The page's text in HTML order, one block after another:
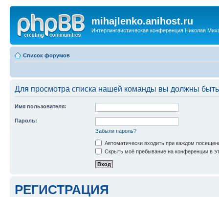
mihajlenko.anihost.ru
Интерлингвистическая конференция Николая
Список форумов
Для просмотра списка нашей команды вы должны
Имя пользователя:
Пароль:
Забыли пароль?
Автоматически входить при каждом
Скрыть моё пребывание на конференции в
РЕГИСТРАЦИЯ